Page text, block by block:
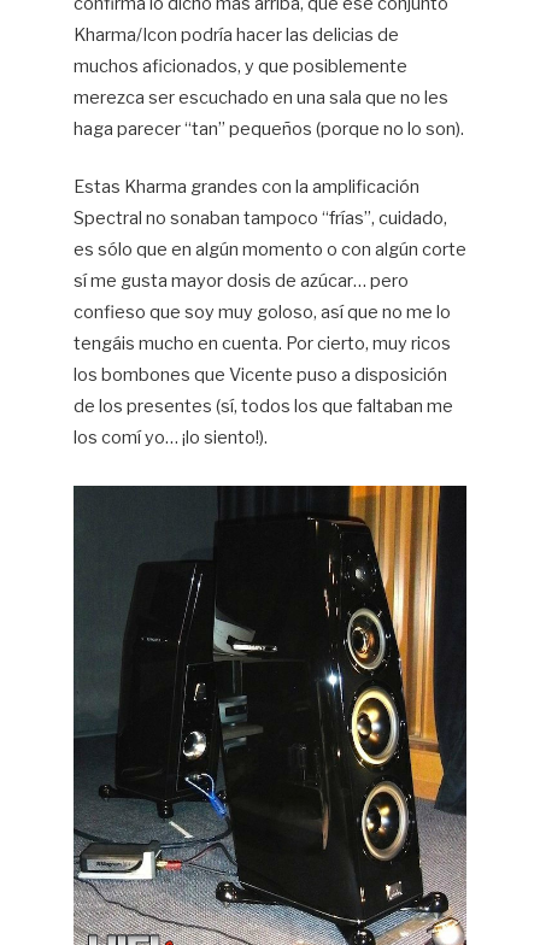
Kharma/Icon podría hacer las delicias de
muchos aficionados, y que posiblemente
merezca ser escuchado en una sala que no les
haga parecer “tan” pequeños (porque no lo son).
Estas Kharma grandes con la amplificación
Spectral no sonaban tampoco “frías”, cuidado,
es sólo que en algún momento o con algún corte
sí me gusta mayor dosis de azúcar… pero
confieso que soy muy goloso, así que no me lo
tengáis mucho en cuenta. Por cierto, muy ricos
los bombones que Vicente puso a disposición
de los presentes (sí, todos los que faltaban me
los comí yo… ¡lo siento!).